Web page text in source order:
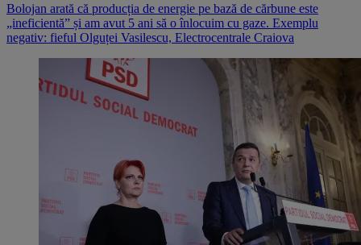
Bolojan arată că producția de energie pe bază de cărbune este
„ineficientă” și am avut 5 ani să o înlocuim cu gaze. Exemplu
negativ: fieful Olguței Vasilescu, Electrocentrale Craiova